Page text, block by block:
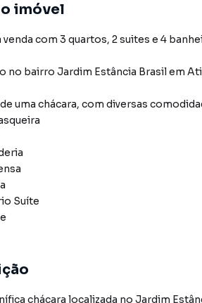
imóvel
venda com 3 quartos, 2 suites e 4
no bairro Jardim Estância Brasilem
uma chácara, com diversas
Suíte
chácara localizada no Jardim